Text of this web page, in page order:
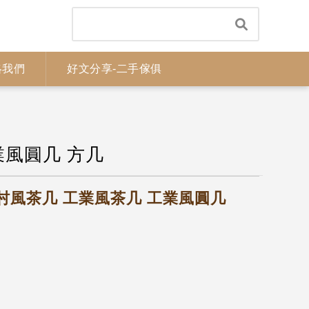
們 好文分享-二手傢俱
圓几 方几
風茶几 工業風茶几 工業風圓几